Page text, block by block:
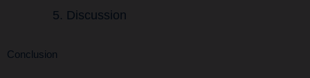
Discussion
Conclusion